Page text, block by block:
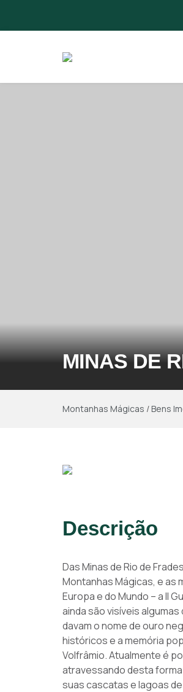
MINAS DE
Montanhas Mágicas /Bens
Descrição
Das Minas de Rio de
Montanhas Mágicas, e as
Europa e do Mundo – a II
ainda são visíveis
davam o nome de ouro
históricos e a memória
Volfrâmio. Atualmente é
atravessando desta
suas cascatas e lagoas